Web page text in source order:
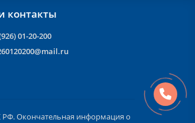
контакты
01-20-200
РФ. Окончательная информация о